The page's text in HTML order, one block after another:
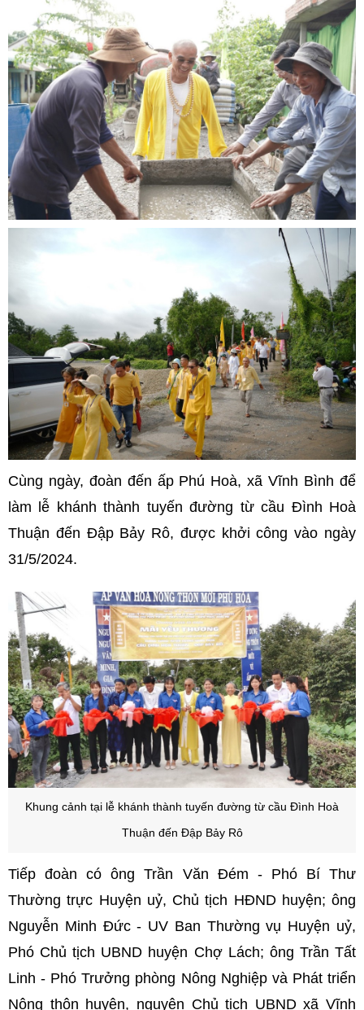
Cùng ngày, đoàn đến ấp Phú Hoà, xã Vĩnh Bình để
làm lễ khánh thành tuyến đường từ cầu Đình Hoà
Thuận đến Đập Bảy Rô, được khởi công vào ngày
31/5/2024.
Khung cảnh tại lễ khánh thành tuyến đường từ cầu Đình Hoà
Thuận đến Đập Bảy Rô
Tiếp đoàn có ông Trần Văn Đém - Phó Bí Thư
Thường trực Huyện uỷ, Chủ tịch HĐND huyện; ông
Nguyễn Minh Đức - UV Ban Thường vụ Huyện uỷ,
Phó Chủ tịch UBND huyện Chợ Lách; ông Trần Tất
Linh - Phó Trưởng phòng Nông Nghiệp và Phát triển
Nông thôn huyện, nguyên Chủ tịch UBND xã Vĩnh